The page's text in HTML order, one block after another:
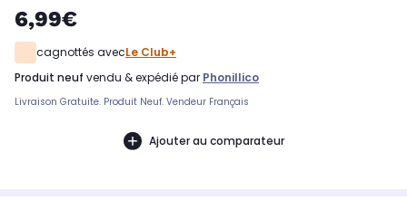
6,99€
cagnottés avecLe Club+
produit neuf vendu & expédié par Phonillico
Livraison Gratuite. Produit Neuf. Vendeur Français
Ajouter au comparateur